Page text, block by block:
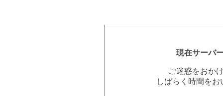
現在サーバ
ご迷惑をおか
しばらく時間を